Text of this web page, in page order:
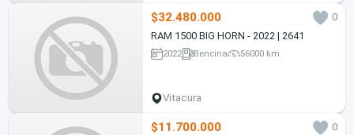
$32.480.000
0
RAM 1500 BIG HORN - 2022 | 2641
2022 Bencina 56000 km
Vitacura
$11.700.000
0